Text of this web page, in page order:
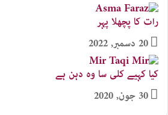
رات کا پچھلا پہر
20 دسمبر, 2022
کیا کہیے کلی سا وہ دہن ہے
30 جون, 2020